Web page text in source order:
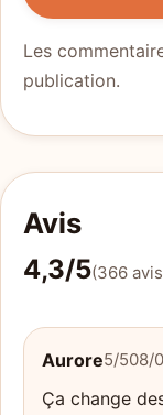
Les
publication.
Avis
4,3/5(366
Aurore5/508/
Ça change